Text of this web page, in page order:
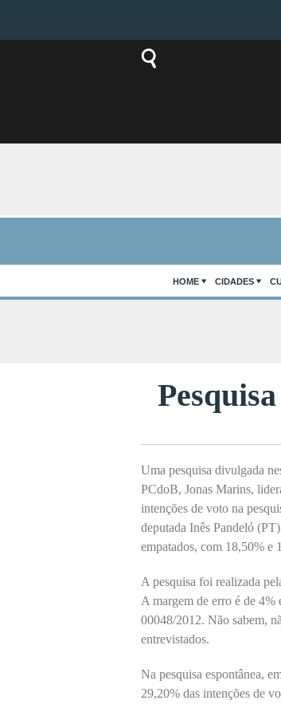
HOME CIDADES
Uma pesquisa divulgada
PCdoB, Jonas Marins,
intenções de voto na
deputada Inês Pandeló
empatados, com 18,50% e
A pesquisa foi realizada
A margem de erro é de
00048/2012. Não sabem,
entrevistados.
Na pesquisa espontânea,
29,20% das intenções de